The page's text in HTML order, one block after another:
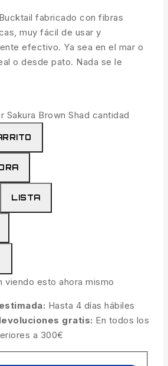
fabricado con fibras
muy fácil de usar y
efectivo. Ya sea en el mar o
o desde pato. Nada se le
Sakura Brown Shad cantidad
LISTA
viendo esto ahora mismo
Hasta 4 días hábiles
gratis: En todos los
a 300€